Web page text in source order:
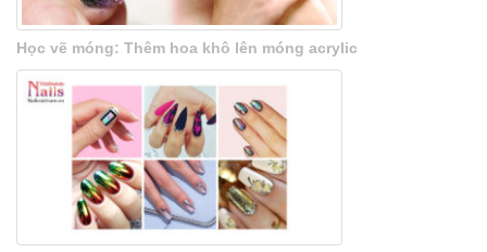
Học vẽ móng: Thêm hoa khô lên móng acrylic